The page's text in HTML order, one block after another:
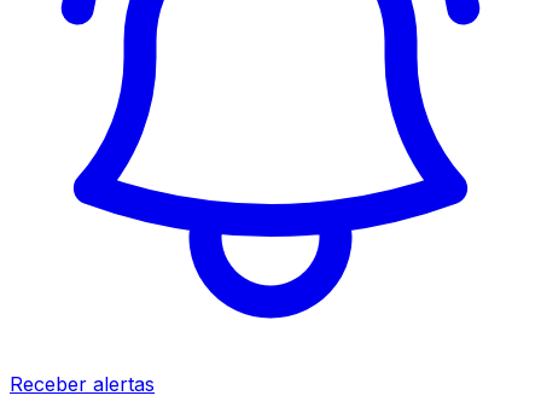
Receber alertas